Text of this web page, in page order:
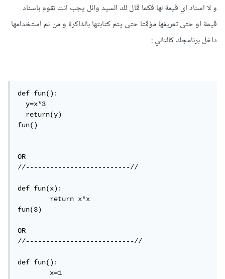
و لا اسناد اي قيمة لها فكما قال لك السيد وائل يجب انت تقوم باسناد
قيمة او حتى تعريفها مؤقتا حتى يتم كتابتها بالذاكرة و من ثم استخدامها
داخل برنامجك كالتالي :
def fun():
  y=x*3
  return(y)
fun()
OR
//--------------------------//
def fun(x):
	return x*x
fun(3)
OR
//---------------------------//
def fun():
	x=1